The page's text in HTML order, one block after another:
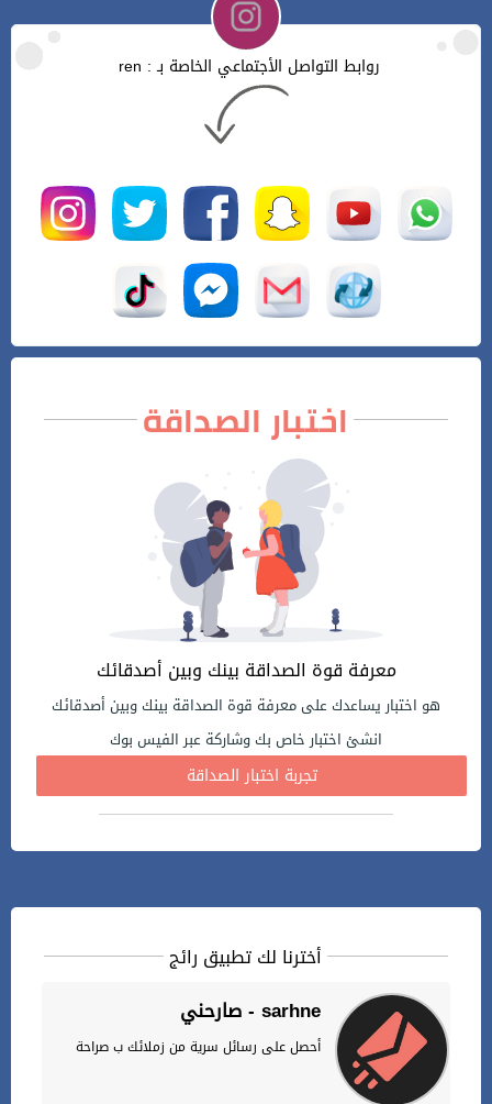
روابط التواصل الأجتماعي الخاصة بـ : ren
اختبار الصداقة
معرفة قوة الصداقة بينك وبين أصدقائك
هو اختبار يساعدك على معرفة قوة الصداقة بينك وبين أصدقائك
انشئ اختبار خاص بك وشاركة عبر الفيس بوك
تجربة اختبار الصداقة
أخترنا لك تطبيق رائج
صارحني - sarhne
أحصل على رسائل سرية من زملائك ب صراحة